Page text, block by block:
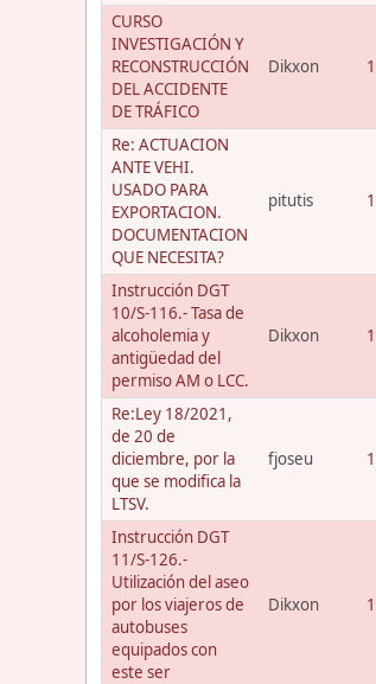
CURSO
INVESTIGACIÓN Y
RECONSTRUCCIÓN
DEL ACCIDENTE
DE TRÁFICO
Dikxon
Re: ACTUACION
ANTE VEHI.
USADO PARA
EXPORTACION.
DOCUMENTACION
QUE NECESITA?
pitutis
Instrucción DGT
10/S-116.- Tasa de
alcoholemia y
antigüedad del
permiso AM o LCC.
Dikxon
Re:Ley 18/2021,
de 20 de
diciembre, por la
que se modifica la
LTSV.
fjoseu
Instrucción DGT
11/S-126.-
Utilización del aseo
por los viajeros de
autobuses
equipados con
este ser
Dikxon